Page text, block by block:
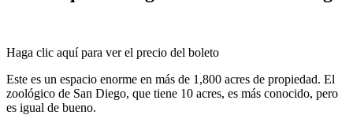
Haga clic aquí para ver el precio del boleto
Este es un espacio enorme en más de 1,800 acres de propiedad. El
zoológico de San Diego, que tiene 10 acres, es más conocido, pero
es igual de bueno.